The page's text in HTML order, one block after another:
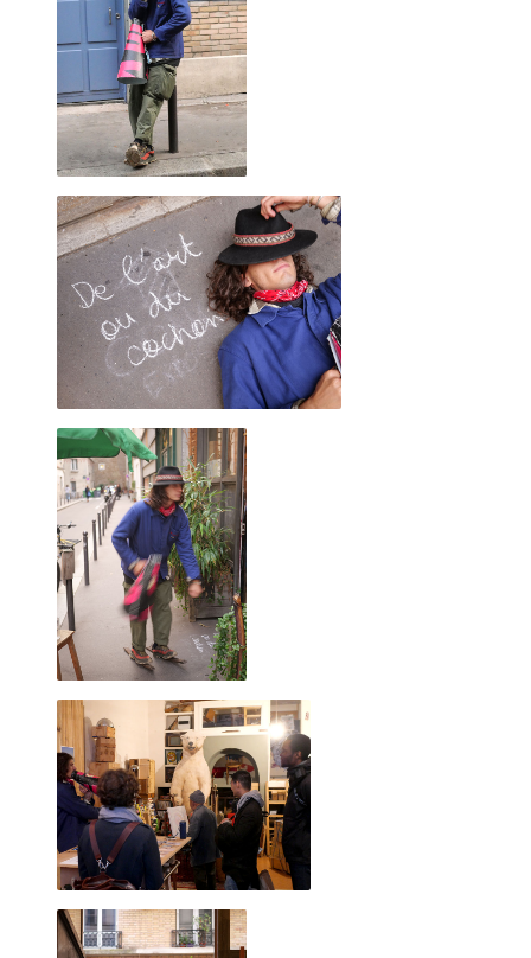
Il m'a suffi d'un passage un jour d'automne alors que je
venais d'emménager pour capter l'énergie bienveillante et la
mise à disposition d'outils pour avoir envie de jouer à côté.
J'ai d'abord participé aux perfomances que JF nous invite à
faire.
Je suis ensuite venu déguster quelques heures. Simplement
assis sur le trottoir à regarder défiler les piétons curieux
s'attardant aux folies créatrices de JF.
Animé par l'image je suis venu avec mes premiers tirages
JF m'a invité à les accrocher à la palissade (un mur de bois
marqué par les clous des nombreuses expositions qui m'ont
précédées).